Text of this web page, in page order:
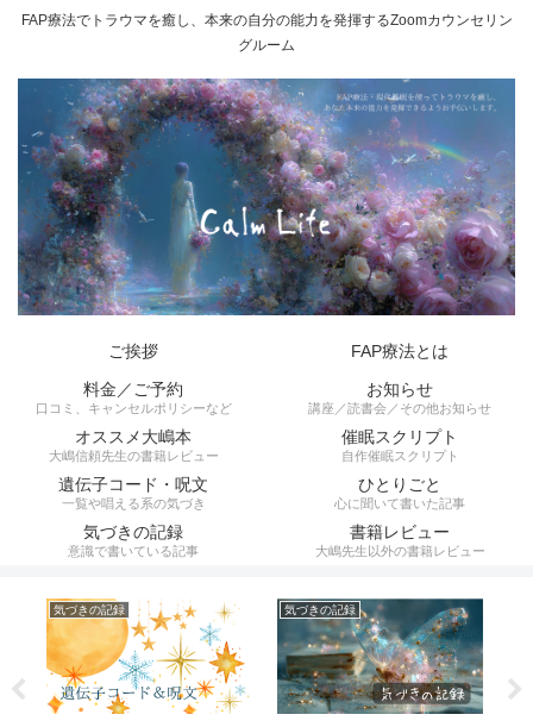
FAP療法でトラウマを癒し、本来の自分の能力を発揮するZoomカウンセリン
グルーム
ご挨拶
FAP療法とは
料金／ご予約
口コミ、キャンセルポリシーなど
お知らせ
講座／読書会／その他お知らせ
オススメ大嶋本
大嶋信頼先生の書籍レビュー
催眠スクリプト
自作催眠スクリプト
遺伝子コード・呪文
一覧や唱える系の気づき
ひとりごと
心に聞いて書いた記事
気づきの記録
意識で書いている記事
書籍レビュー
大嶋先生以外の書籍レビュー
気づきの記録 気づきの記録